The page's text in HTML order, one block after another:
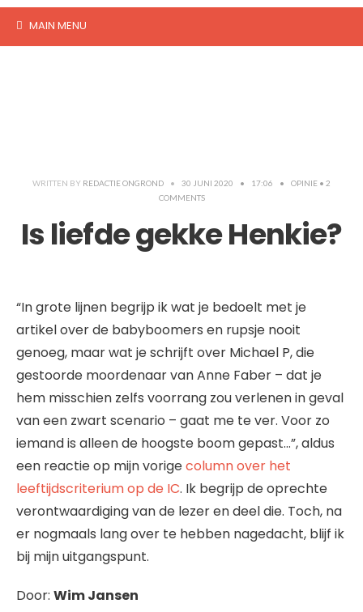
MAIN MENU
WRITTEN BY REDACTIE ONGROND • 30 JUNI 2020 • 17:06 • OPINIE • 2
COMMENTS
Is liefde gekke Henkie?
“In grote lijnen begrijp ik wat je bedoelt met je
artikel over de babyboomers en rupsje nooit
genoeg, maar wat je schrijft over Michael P, die
gestoorde moordenaar van Anne Faber – dat je
hem misschien zelfs voorrang zou verlenen in geval
van een zwart scenario – gaat me te ver. Voor zo
iemand is alleen de hoogste boom gepast…”, aldus
een reactie op mijn vorigecolumn over het
leeftijdscriterium op de IC. Ik begrijp de oprechte
verontwaardiging van de lezer en deel die. Toch, na
er nogmaals lang over te hebben nagedacht, blijf ik
bij mijn uitgangspunt.
Door: Wim Jansen